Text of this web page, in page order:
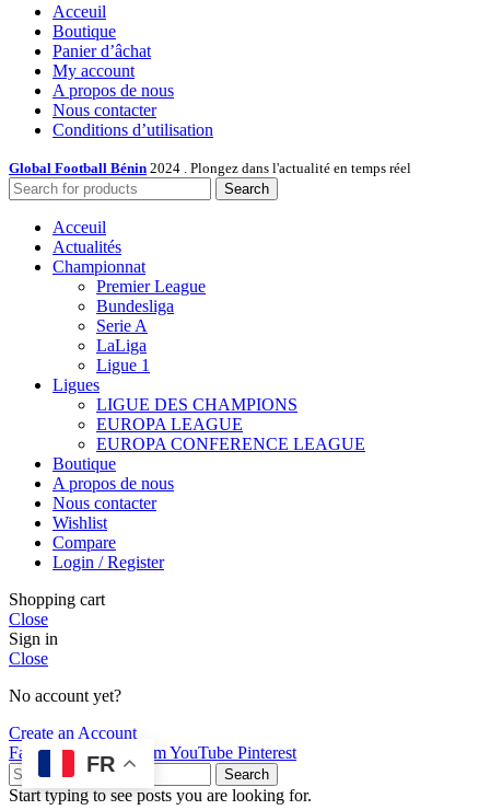
Acceuil
Boutique
Panier d’âchat
My account
A propos de nous
Nous contacter
Conditions d’utilisation
Global Football Bénin 2024 . Plongez dans l'actualité en temps réel
Search
Acceuil
Actualités
Championnat
Premier League
Bundesliga
Serie A
LaLiga
Ligue 1
Ligues
LIGUE DES CHAMPIONS
EUROPA LEAGUE
EUROPA CONFERENCE LEAGUE
Boutique
A propos de nous
Nous contacter
Wishlist
Compare
Login / Register
Shopping cart
Close
Sign in
Close
No account yet?
Create an Account
Facebook
X InstagramYouTube Pinterest
Search
Start typing to see posts you are looking for.
FR